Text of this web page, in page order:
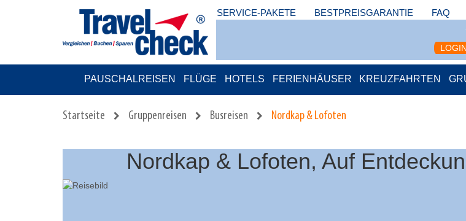
FAQ
BESTPREISGARANTIE
SERVICE-PAKETE
LOGIN
PAUSCHALREISEN FLÜGE HOTELS FERIENHÄUSER KREUZFAHRTEN
Startseite Gruppenreisen Busreisen Nordkap & Lofoten
Nordkap & Lofoten, Auf